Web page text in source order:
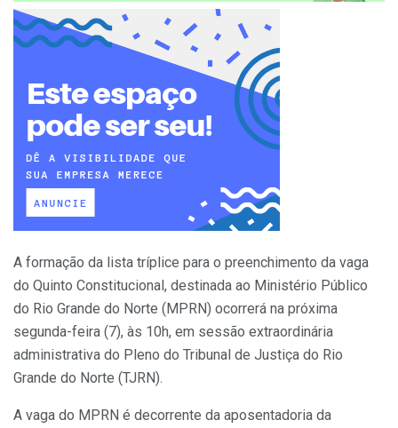
A formação da lista tríplice para o preenchimento da vaga
do Quinto Constitucional, destinada ao Ministério Público
do Rio Grande do Norte (MPRN) ocorrerá na próxima
segunda-feira (7), às 10h, em sessão extraordinária
administrativa do Pleno do Tribunal de Justiça do Rio
Grande do Norte (TJRN).
A vaga do MPRN é decorrente da aposentadoria da